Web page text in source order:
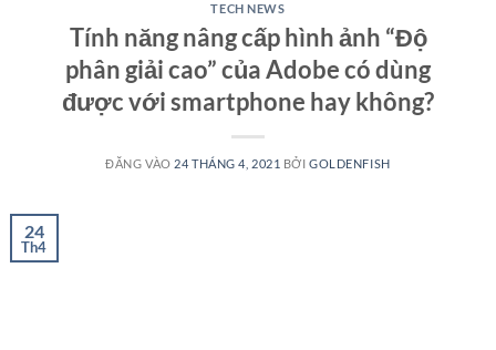
TECH NEWS
Tính năng nâng cấp hình ảnh “Độ
phân giải cao” của Adobe có dùng
được với smartphone hay không?
ĐĂNG VÀO 24 THÁNG 4, 2021 BỞIGOLDENFISH
24
Th4